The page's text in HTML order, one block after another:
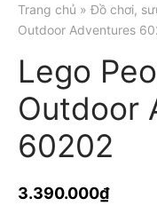
Trang chủ »Đồ chơi,
Outdoor Adventures
Lego
Outdoor
60202
3.390.000₫